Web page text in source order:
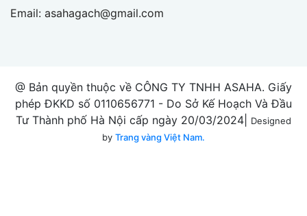
Email: asahagach@gmail.com
@ Bản quyền thuộc về CÔNG TY TNHH ASAHA. Giấy
phép ĐKKD số 0110656771 - Do Sở Kế Hoạch Và Đầu
Tư Thành phố Hà Nội cấp ngày 20/03/2024|
Designed
by Trang vàng Việt Nam.